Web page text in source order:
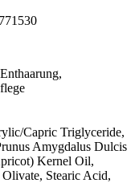
Capric Triglyceride,
Amygdalus Dulcis
Kernel Oil,
Stearic Acid,